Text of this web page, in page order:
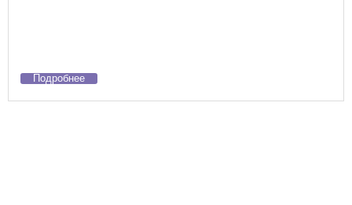
Подробнее